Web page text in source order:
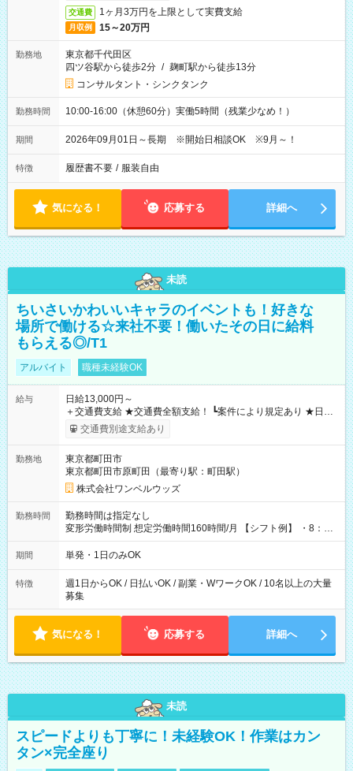
交通費 1ヶ月3万円を上限として実費支給
月収例 15～20万円
勤務地
東京都千代田区
四ツ谷駅から徒歩2分 / 麹町駅から徒歩13分
コンサルタント・シンクタンク
勤務時間 10:00-16:00（休憩60分）実働5時間（残業少なめ！）
期間 2026年09月01日～長期 ※開始日相談OK ※9月～！
特徴 履歴書不要 / 服装自由
気になる！ 応募する 詳細へ
未読
ちいさいかわいいキャラのイベントも！好きな
場所で働ける☆来社不要！働いたその日に給料
もらえる◎/T1
アルバイト 職種未経験OK
給与
日給13,000円～
＋交通費支給 ★交通費全額支給！ ┗案件により規定あり ★日払
いOK！（規定あり） ┗働いたその日に現金GET♪ お仕事後はコ
ンビニATMから 日払い分を引き落とせます！ 【試用期間】試
交通費別途支給あり
勤務地
東京都町田市
東京都町田市原町田（最寄り駅：町田駅）
株式会社ワンベルウッズ
勤務時間
勤務時間は指定なし
変形労働時間制 想定労働時間160時間/月 【シフト例】 ・8：00
～21：00
期間 単発・1日のみOK
特徴
週1日からOK / 日払いOK / 副業・WワークOK / 10名以上の大量
募集
気になる！ 応募する 詳細へ
未読
スピードよりも丁寧に！未経験OK！作業はカン
タン×完全座り